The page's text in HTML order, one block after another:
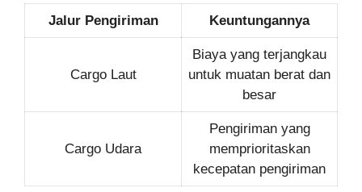
Jalur Pengiriman Keuntungannya
Cargo Laut
Biaya yang terjangkau
untuk muatan berat dan
besar
Cargo Udara
Pengiriman yang
memprioritaskan
kecepatan pengiriman